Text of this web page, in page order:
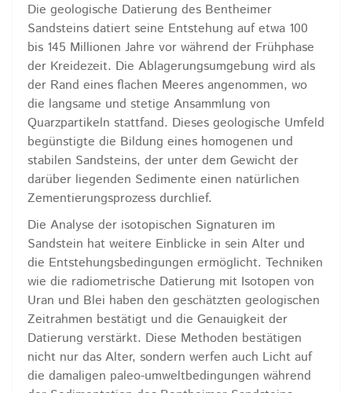
Die geologische Datierung des Bentheimer
Sandsteins datiert seine Entstehung auf etwa 100
bis 145 Millionen Jahre vor während der Frühphase
der Kreidezeit. Die Ablagerungsumgebung wird als
der Rand eines flachen Meeres angenommen, wo
die langsame und stetige Ansammlung von
Quarzpartikeln stattfand. Dieses geologische Umfeld
begünstigte die Bildung eines homogenen und
stabilen Sandsteins, der unter dem Gewicht der
darüber liegenden Sedimente einen natürlichen
Zementierungsprozess durchlief.
Die Analyse der isotopischen Signaturen im
Sandstein hat weitere Einblicke in sein Alter und
die Entstehungsbedingungen ermöglicht. Techniken
wie die radiometrische Datierung mit Isotopen von
Uran und Blei haben den geschätzten geologischen
Zeitrahmen bestätigt und die Genauigkeit der
Datierung verstärkt. Diese Methoden bestätigen
nicht nur das Alter, sondern werfen auch Licht auf
die damaligen paleo-umweltbedingungen während